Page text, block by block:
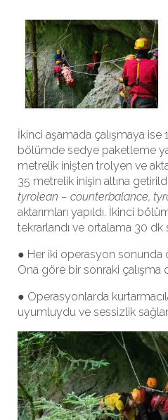
İkinci aşamada çalışmaya ise
bölümde sedye paketleme
metrelik inişten trolyen ve
35 metrelik inişin altına getirildi.
tyrolean – counterbalance,
aktarımları yapıldı. İkinci
tekrarlandı ve ortalama 30 dk
● Her iki operasyon sonunda
Ona göre bir sonraki çalışma
● Operasyonlarda
uyumluydu ve sessizlik